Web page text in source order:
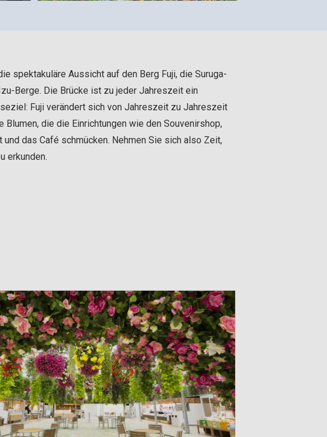
spektakuläre Aussicht auf den Berg Fuji, die Suruga-
Berge. Die Brücke ist zu jeder Jahreszeit ein
Fuji verändert sich von Jahreszeit zu Jahreszeit
Blumen, die die Einrichtungen wie den Souvenirshop,
und das Café schmücken. Nehmen Sie sich also Zeit,
erkunden.